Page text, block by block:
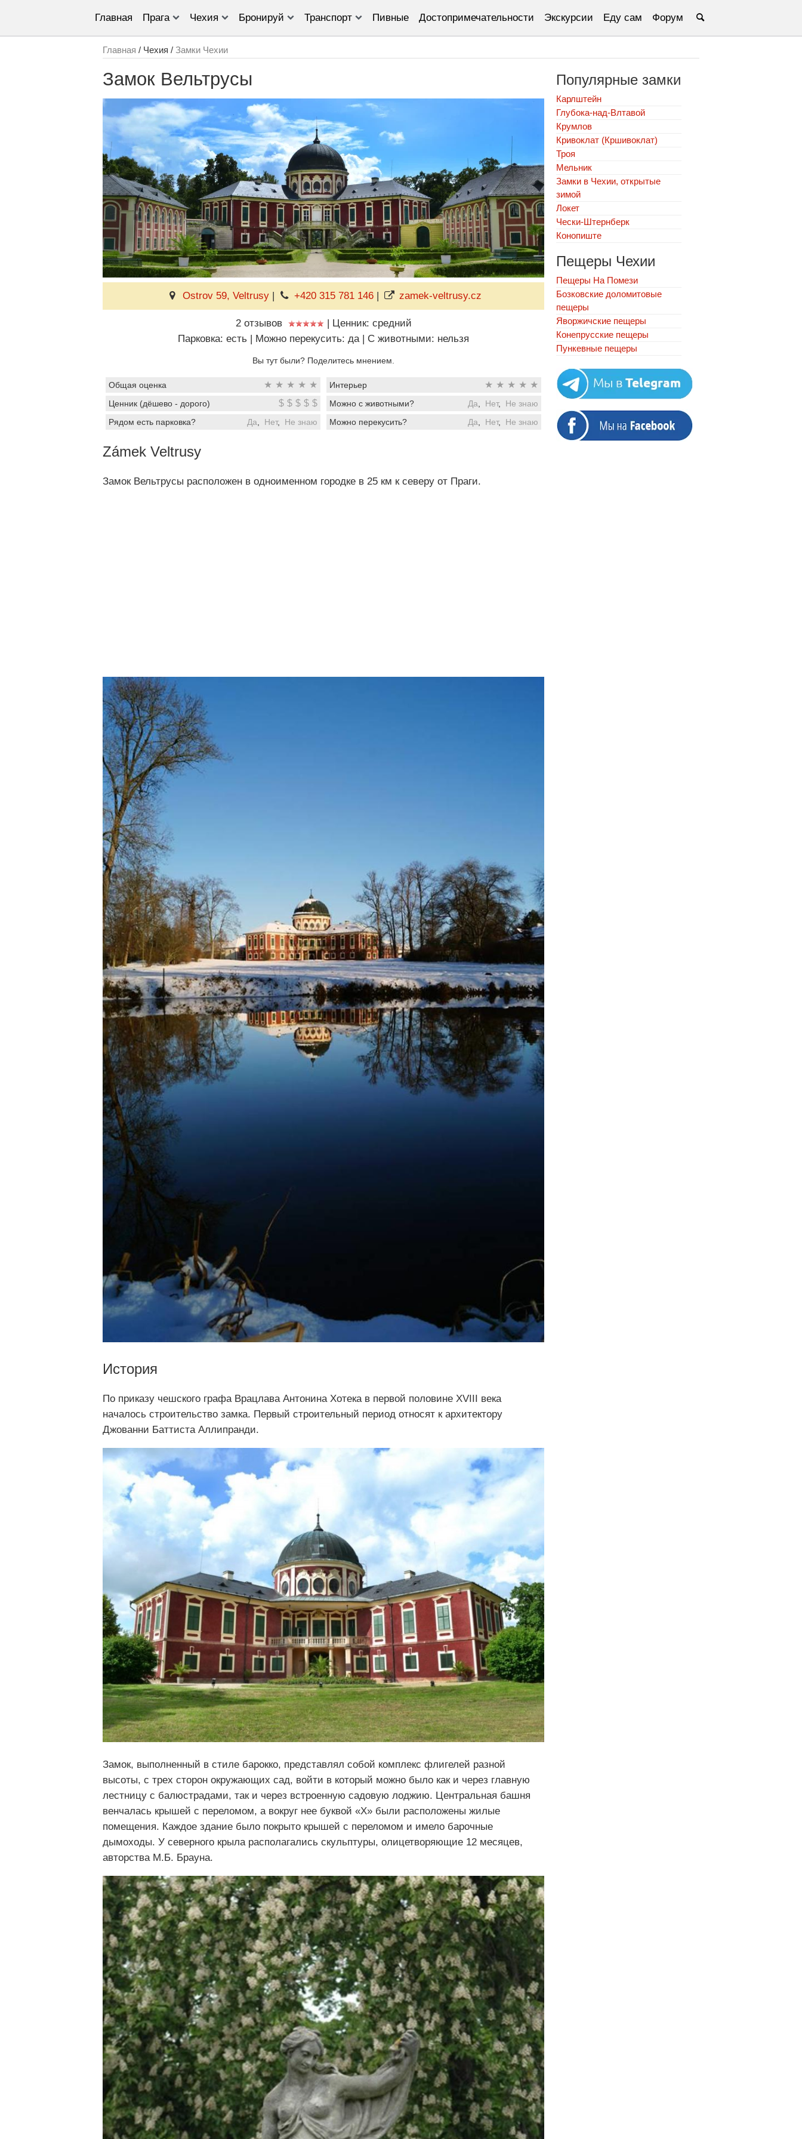
Главная Прага Чехия Бронируй Транспорт Пивные Достопримечательности Экскурсии Еду сам Форум
Главная / Чехия / Замки Чехии
Замок Вельтрусы
Ostrov 59, Veltrusy| +420 315 781 146 | zamek-veltrusy.cz
2 отзывов | Ценник: средний
Парковка: есть | Можно перекусить: да | C животными: нельзя
Вы тут были? Поделитесь мнением.
Общая оценка ★ ★ ★ ★ ★ Интерьер ★ ★ ★ ★ ★
Ценник (дёшево - дорого) $ $ $ $ $ Можно с животными? Да Нет, Не знаю
Рядом есть парковка?
Да Нет, Не знаю Можно перекусить? Да Нет, Не знаю
Zámek Veltrusy
Замок Вельтрусы расположен в одноименном городке в 25 км к северу от Праги.
История
По приказу чешского графа Врацлава Антонина Хотека в первой половине XVIII века
началось строительство замка. Первый строительный период относят к архитектору
Джованни Баттиста Аллипранди.
Замок, выполненный в стиле барокко, представлял собой комплекс флигелей разной
высоты, с трех сторон окружающих сад, войти в который можно было как и через главную
лестницу с балюстрадами, так и через встроенную садовую лоджию. Центральная башня
венчалась крышей с переломом, а вокруг нее буквой «Х» были расположены жилые
помещения. Каждое здание было покрыто крышей с переломом и имело барочные
дымоходы. У северного крыла располагались скульптуры, олицетворяющие 12 месяцев,
авторства М.Б. Брауна.
Популярные замки
Карлштейн
Глубока-над-Влтавой
Крумлов
Кривоклат (Кршивоклат)
Троя
Мельник
Замки в Чехии, открытые
зимой
Локет
Чески-Штернберк
Конопиште
Пещеры Чехии
Пещеры На Помези
Бозковские доломитовые
пещеры
Яворжичские пещеры
Конепрусские пещеры
Пункевныe пещеры